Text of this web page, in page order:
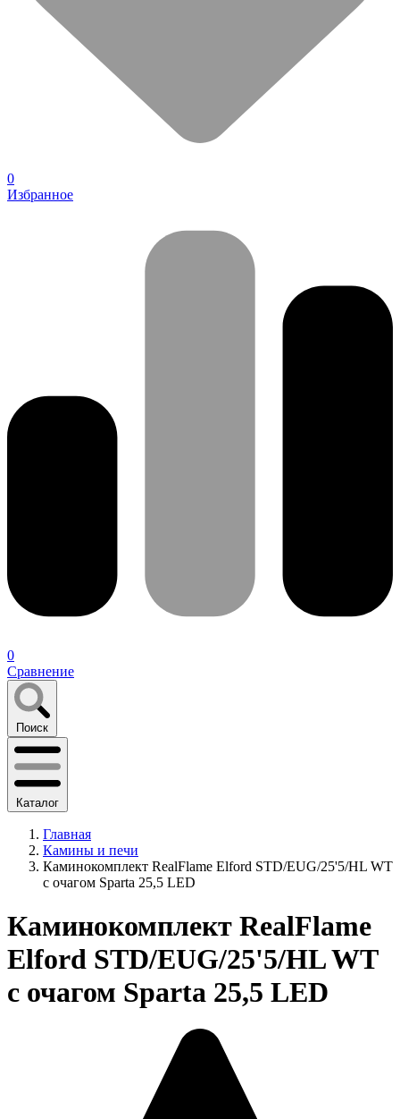
0
Избранное
0
Сравнение
Поиск
Каталог
Главная
Камины и печи
Каминокомплект RealFlame Elford STD/EUG/25'5/HL WT
с очагом Sparta 25,5 LED
Каминокомплект RealFlame
Elford STD/EUG/25'5/HL WT
с очагом Sparta 25,5 LED